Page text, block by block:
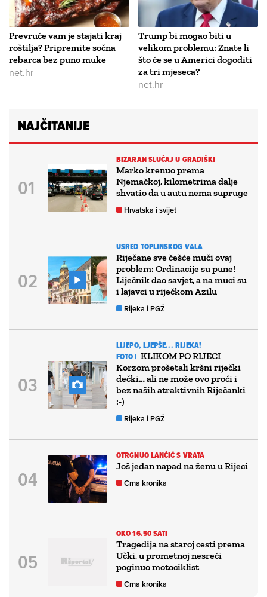
Prevruće vam je stajati kraj
roštilja? Pripremite sočna
rebarca bez puno muke
net.hr
Trump bi mogao biti u
velikom problemu: Znate li
što će se u Americi dogoditi
za tri mjeseca?
net.hr
NAJČITANIJE
BIZARAN SLUČAJ U GRADIŠKI
Marko krenuo prema
Njemačkoj, kilometrima dalje
shvatio da u autu nema supruge
Hrvatska i svijet
USRED TOPLINSKOG VALA
Riječane sve češće muči ovaj
problem: Ordinacije su pune!
Liječnik dao savjet, a na muci su
i lajavci u riječkom Azilu
Rijeka i PGŽ
LIJEPO, LJEPŠE... RIJEKA!
FOTO | KLIKOM PO RIJECI
Korzom prošetali kršni riječki
dečki… ali ne može ovo proći i
bez naših atraktivnih Riječanki
:-)
Rijeka i PGŽ
OTRGNUO LANČIĆ S VRATA
Još jedan napad na ženu u Rijeci
Crna kronika
OKO 16.50 SATI
Tragedija na staroj cesti prema
Učki, u prometnoj nesreći
poginuo motociklist
Crna kronika